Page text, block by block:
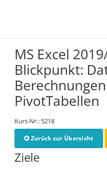
MS Excel
Blickpunkt:
PivotTabellen
Kurs-Nr.: 5218
Zurück zur Übersicht
Ziele